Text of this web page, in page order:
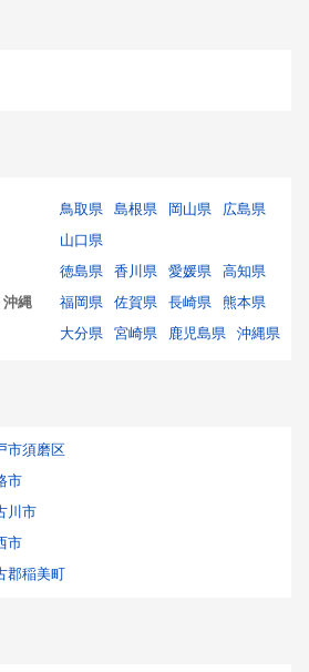
鳥取県 島根県 岡山県
広島県
山口県
徳島県 香川県 愛媛県
高知県
沖縄
福岡県 佐賀県 長崎県
熊本県
大分県
宮崎県 鹿児島県 沖縄県
市須磨区
市
川市
市
郡稲美町